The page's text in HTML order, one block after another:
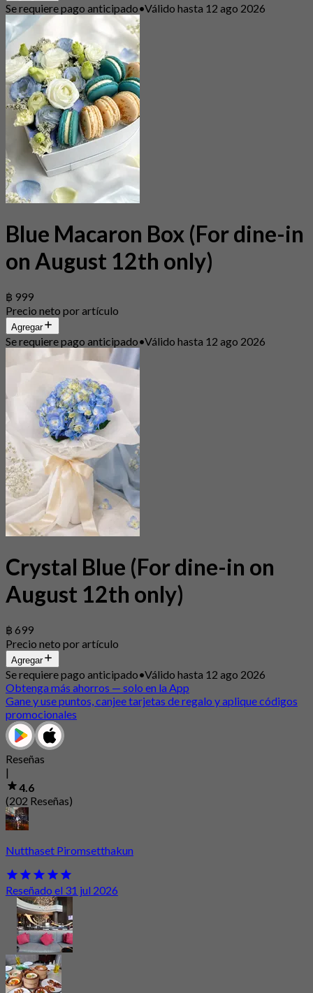
Se requiere pago anticipado•Válido hasta 12 ago 2026
Blue Macaron Box (For dine-in
on August 12th only)
฿ 999
Precio neto por artículo
Agregar
Se requiere pago anticipado•Válido hasta 12 ago 2026
Crystal Blue (For dine-in on
August 12th only)
฿ 699
Precio neto por artículo
Agregar
Se requiere pago anticipado•Válido hasta 12 ago 2026
Obtenga más ahorros — solo en la App
Gane y use puntos, canjee tarjetas de regalo y aplique códigos
promocionales
Reseñas
|
4.6
(202 Reseñas)
Nutthaset Piromsetthakun
Reseñado el 31 jul 2026